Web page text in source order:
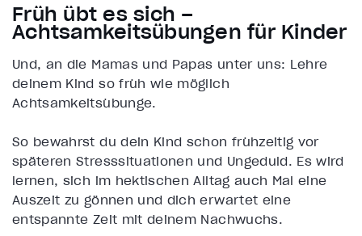
Früh übt es sich –
Achtsamkeitsübungen für Kinder
Und, an die Mamas und Papas unter uns: Lehre
deinem Kind so früh wie möglich
Achtsamkeitsübunge.
So bewahrst du dein Kind schon frühzeitig vor
späteren Stresssituationen und Ungeduld. Es wird
lernen, sich im hektischen Alltag auch Mal eine
Auszeit zu gönnen und dich erwartet eine
entspannte Zeit mit deinem Nachwuchs.